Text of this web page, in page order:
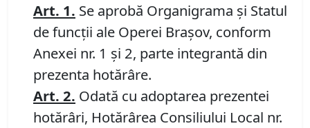
Art. 1. Se aprobă Organigrama şi Statul
de funcţii ale Operei Braşov, conform
Anexei nr. 1 și 2, parte integrantă din
prezenta hotărâre.
Art. 2. Odată cu adoptarea prezentei
hotărâri, Hotărârea Consiliului Local nr.